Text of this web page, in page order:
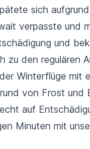
sich
verpasste und
und
zu den regulären
Winterflüge mit
von Frost
auf
Minuten mit